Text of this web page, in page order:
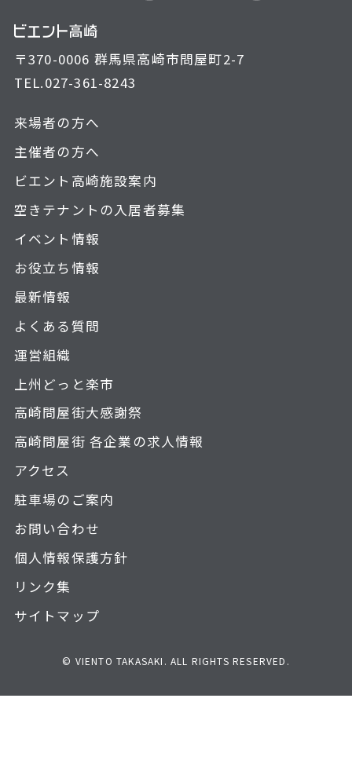
〒370-0006 群馬県高崎市問屋町2-7
TEL.027-361-8243
来場者の方へ
主催者の方へ
ビエント高崎施設案内
空きテナントの入居者募集
イベント情報
お役立ち情報
最新情報
よくある質問
運営組織
上州どっと楽市
高崎問屋街大感謝祭
高崎問屋街 各企業の求人情報
アクセス
駐車場のご案内
お問い合わせ
個人情報保護方針
リンク集
サイトマップ
© VIENTO TAKASAKI. ALL RIGHTS RESERVED.